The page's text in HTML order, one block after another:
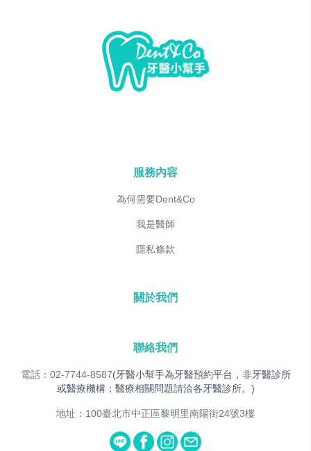
服務內容
為何需要Dent&Co
我是醫師
隱私條款
關於我們
聯絡我們
電話：02-7744-8587(牙醫小幫手為牙醫預約平台，非牙醫診所
或醫療機構；醫療相關問題請洽各牙醫診所。)
地址：100臺北市中正區黎明里南陽街24號3樓